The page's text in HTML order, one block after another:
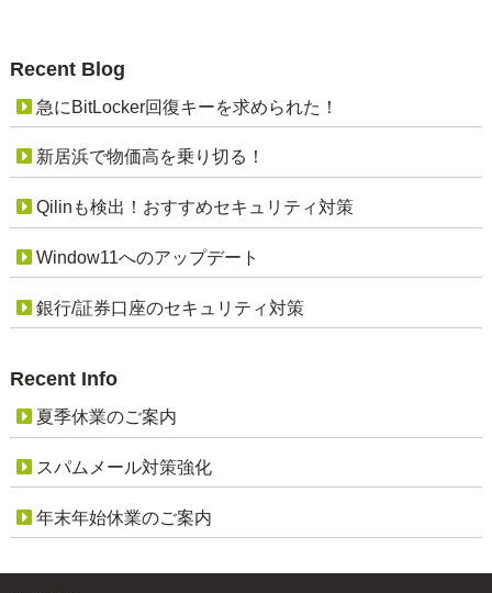
Recent Blog
急にBitLocker回復キーを求められた！
新居浜で物価高を乗り切る！
Qilinも検出！おすすめセキュリティ対策
Window11へのアップデート
銀行/証券口座のセキュリティ対策
Recent Info
夏季休業のご案内
スパムメール対策強化
年末年始休業のご案内